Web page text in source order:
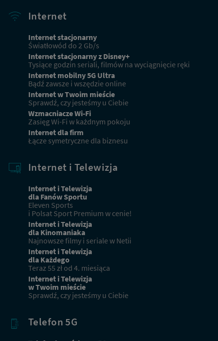
Internet
Internet stacjonarny
Światłowód do 2 Gb/s
Internet stacjonarny z Disney+
Tysiące godzin seriali, filmów na wyciągnięcie ręki
Internet mobilny 5G Ultra
Bądź zawsze i wszędzie online
Internet w Twoim mieście
Sprawdź, czy jesteśmy u Ciebie
Wzmacniacze Wi-Fi
Zasięg Wi-Fi w każdnym pokoju
Internet dla firm
Łącze symetryczne dla biznesu
Internet i Telewizja
Internet i Telewizja
dla Fanów Sportu
Eleven Sports
i Polsat Sport Premium w cenie!
Internet i Telewizja
dla Kinomaniaka
Najnowsze filmy i seriale w Netii
Internet i Telewizja
dla Każdego
Teraz 55 zł od 4. miesiąca
Internet i Telewizja
w Twoim mieście
Sprawdź, czy jesteśmy u Ciebie
Telefon 5G
DOPASUJ OFERTY
Obecni klienci
Masz już usługi od Netii? Sprawdź ofertę dla obecnych
klientów
Przejdź